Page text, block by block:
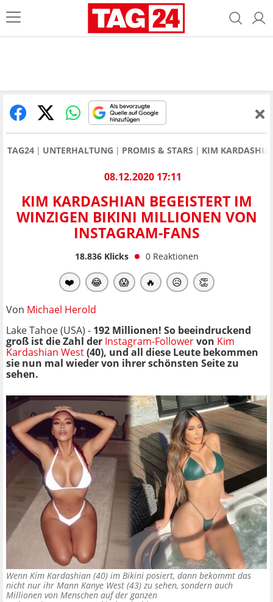
TAG24 UNTERHALTUNG PROMIS & STARS KIM
08.12.2020 17:11
KIM KARDASHIAN BEGEISTERT IM
WINZIGEN BIKINI MILLIONEN VON
INSTAGRAM-FANS
18.836Klicks 0 Reaktionen
❤️ 😂 😱 🔥 😥 👏
Von Michael Herold
Lake Tahoe (USA) - 192 Millionen! So beeindruckend
groß ist die Zahl der Instagram-Followervon Kim
Kardashian West(40), und all diese Leute bekommen
sie nun mal wieder von ihrer schönsten Seite zu
sehen.
Wenn Kim Kardashian (40) im Bikini posiert, dann bekommt das
nicht nur ihr Mann Kanye West (43) zu sehen, sondern auch
Millionen von Menschen auf der ganzen